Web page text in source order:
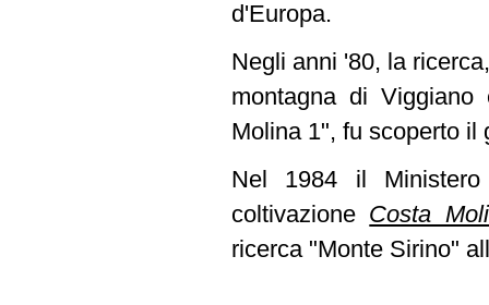
d'Europa.
Negli anni '80, la
montagna di
Molina 1", fu scoperto il
Nel 1984 il Ministero
coltivazione Costa
ricerca "Monte Sirino"